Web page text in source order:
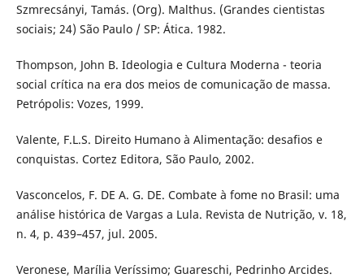
Szmrecsányi, Tamás. (Org). Malthus. (Grandes cientistas
sociais; 24) São Paulo / SP: Ática. 1982.
Thompson, John B. Ideologia e Cultura Moderna - teoria
social crítica na era dos meios de comunicação de massa.
Petrópolis: Vozes, 1999.
Valente, F.L.S. Direito Humano à Alimentação: desafios e
conquistas. Cortez Editora, São Paulo, 2002.
Vasconcelos, F. DE A. G. DE. Combate à fome no Brasil: uma
análise histórica de Vargas a Lula. Revista de Nutrição, v. 18,
n. 4, p. 439–457, jul. 2005.
Veronese, Marília Veríssimo; Guareschi, Pedrinho Arcides.